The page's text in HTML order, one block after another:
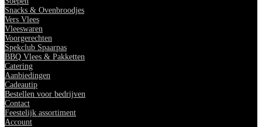
Snacks & Ovenbroodjes
Vers Vlees
Vleeswaren
Voorgerechten
Spekclub Spaarpas
BBQ Vlees & Pakketten
Catering
Aanbiedingen
Cadeautip
Bestellen voor bedrijven
Contact
Feestelijk assortiment
Account